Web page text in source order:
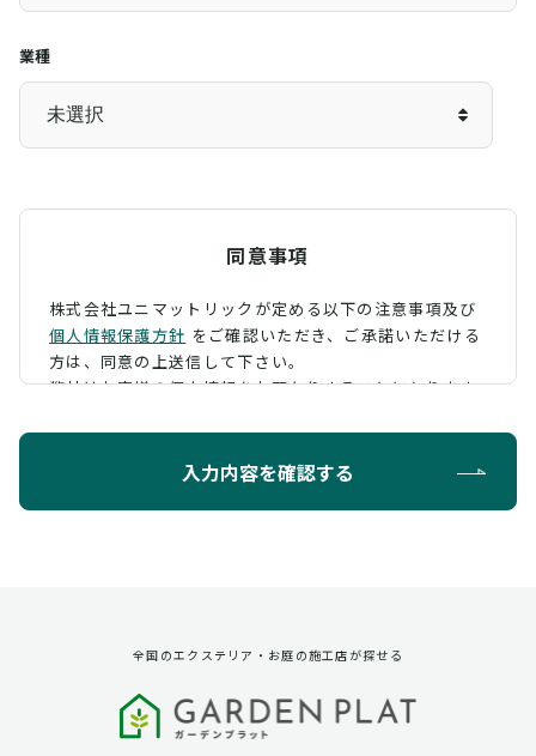
業種
同意事項
株式会社ユニマットリックが定める以下の注意事項及び
個人情報保護方針 をご確認いただき、 ご承諾いただける
方は、同意の上送信して下さい。
弊社はお客様の個人情報をお預かりすることになります
ように定め、保護に努めております。
第三者への提供
弊社は法律で定められている場合を除いて、お客様の個
入力内容を確認する
全国のエクステリア・お庭の施工店が探せる